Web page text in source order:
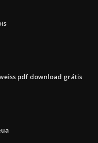
pdf download grátis